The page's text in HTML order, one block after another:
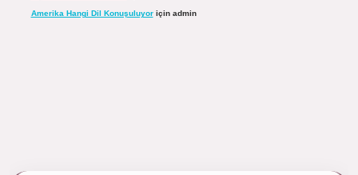
Amerika Hangi Dil Konuşuluyoriçin admin